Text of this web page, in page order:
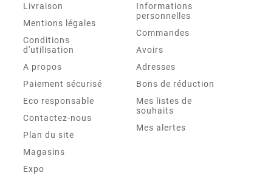
Livraison
Mentions légales
Conditions
d'utilisation
A propos
Paiement sécurisé
Eco responsable
Contactez-nous
Plan du site
Magasins
Expo
Informations
personnelles
Commandes
Avoirs
Adresses
Bons de réduction
Mes listes de
souhaits
Mes alertes